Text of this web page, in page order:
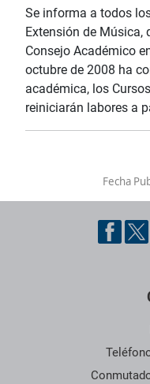
Se informa a todos
Extensión de Música,
Consejo Académico
octubre de 2008 ha
académica, los
reiniciarán labores a
Fecha